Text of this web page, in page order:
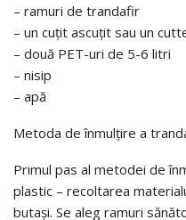
– ramuri de trandafir
– un cuțit ascuțit sau un
– două PET-uri de 5-6 litri
– nisip
– apă
Metoda de înmulțire a
Primul pas al metodei de
plastic – recoltarea
butași. Se aleg ramuri